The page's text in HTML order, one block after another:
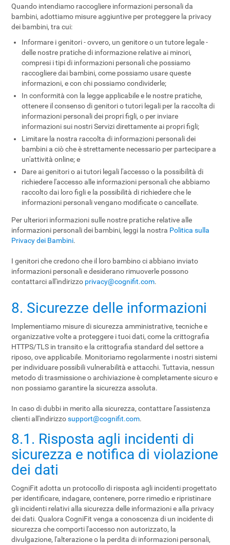
Quando intendiamo raccogliere informazioni personali da
bambini, adottiamo misure aggiuntive per proteggere la privacy
dei bambini, tra cui:
Informare i genitori - ovvero, un genitore o un tutore legale -
delle nostre pratiche di informazione relative ai minori,
compresi i tipi di informazioni personali che possiamo
raccogliere dai bambini, come possiamo usare queste
informazioni, e con chi possiamo condividerle;
In conformità con la legge applicabile e le nostre pratiche,
ottenere il consenso di genitori o tutori legali per la raccolta di
informazioni personali dei propri figli, o per inviare
informazioni sui nostri Servizi direttamente ai propri figli;
Limitare la nostra raccolta di informazioni personali dei
bambini a ciò che è strettamente necessario per partecipare a
un'attività online; e
Dare ai genitori o ai tutori legali l'accesso o la possibilità di
richiedere l'accesso alle informazioni personali che abbiamo
raccolto dai loro figli e la possibilità di richiedere che le
informazioni personali vengano modificate o cancellate.
Per ulteriori informazioni sulle nostre pratiche relative alle
informazioni personali dei bambini, leggi la nostra Politica sulla
Privacy dei Bambini.
I genitori che credono che il loro bambino ci abbiano inviato
informazioni personali e desiderano rimuoverle possono
contattarci all'indirizzo privacy@cognifit.com.
8. Sicurezze delle informazioni
Implementiamo misure di sicurezza amministrative, tecniche e
organizzative volte a proteggere i tuoi dati, come la crittografia
HTTPS/TLS in transito e la crittografia standard del settore a
riposo, ove applicabile. Monitoriamo regolarmente i nostri sistemi
per individuare possibili vulnerabilità e attacchi. Tuttavia, nessun
metodo di trasmissione o archiviazione è completamente sicuro e
non possiamo garantire la sicurezza assoluta.
In caso di dubbi in merito alla sicurezza, contattare l'assistenza
clienti all'indirizzosupport@cognifit.com.
8.1. Risposta agli incidenti di
sicurezza e notifica di violazione
dei dati
CogniFit adotta un protocollo di risposta agli incidenti progettato
per identificare, indagare, contenere, porre rimedio e ripristinare
gli incidenti relativi alla sicurezza delle informazioni e alla privacy
dei dati. Qualora CogniFit venga a conoscenza di un incidente di
sicurezza che comporti l'accesso non autorizzato, la
divulgazione, l'alterazione o la perdita di informazioni personali,